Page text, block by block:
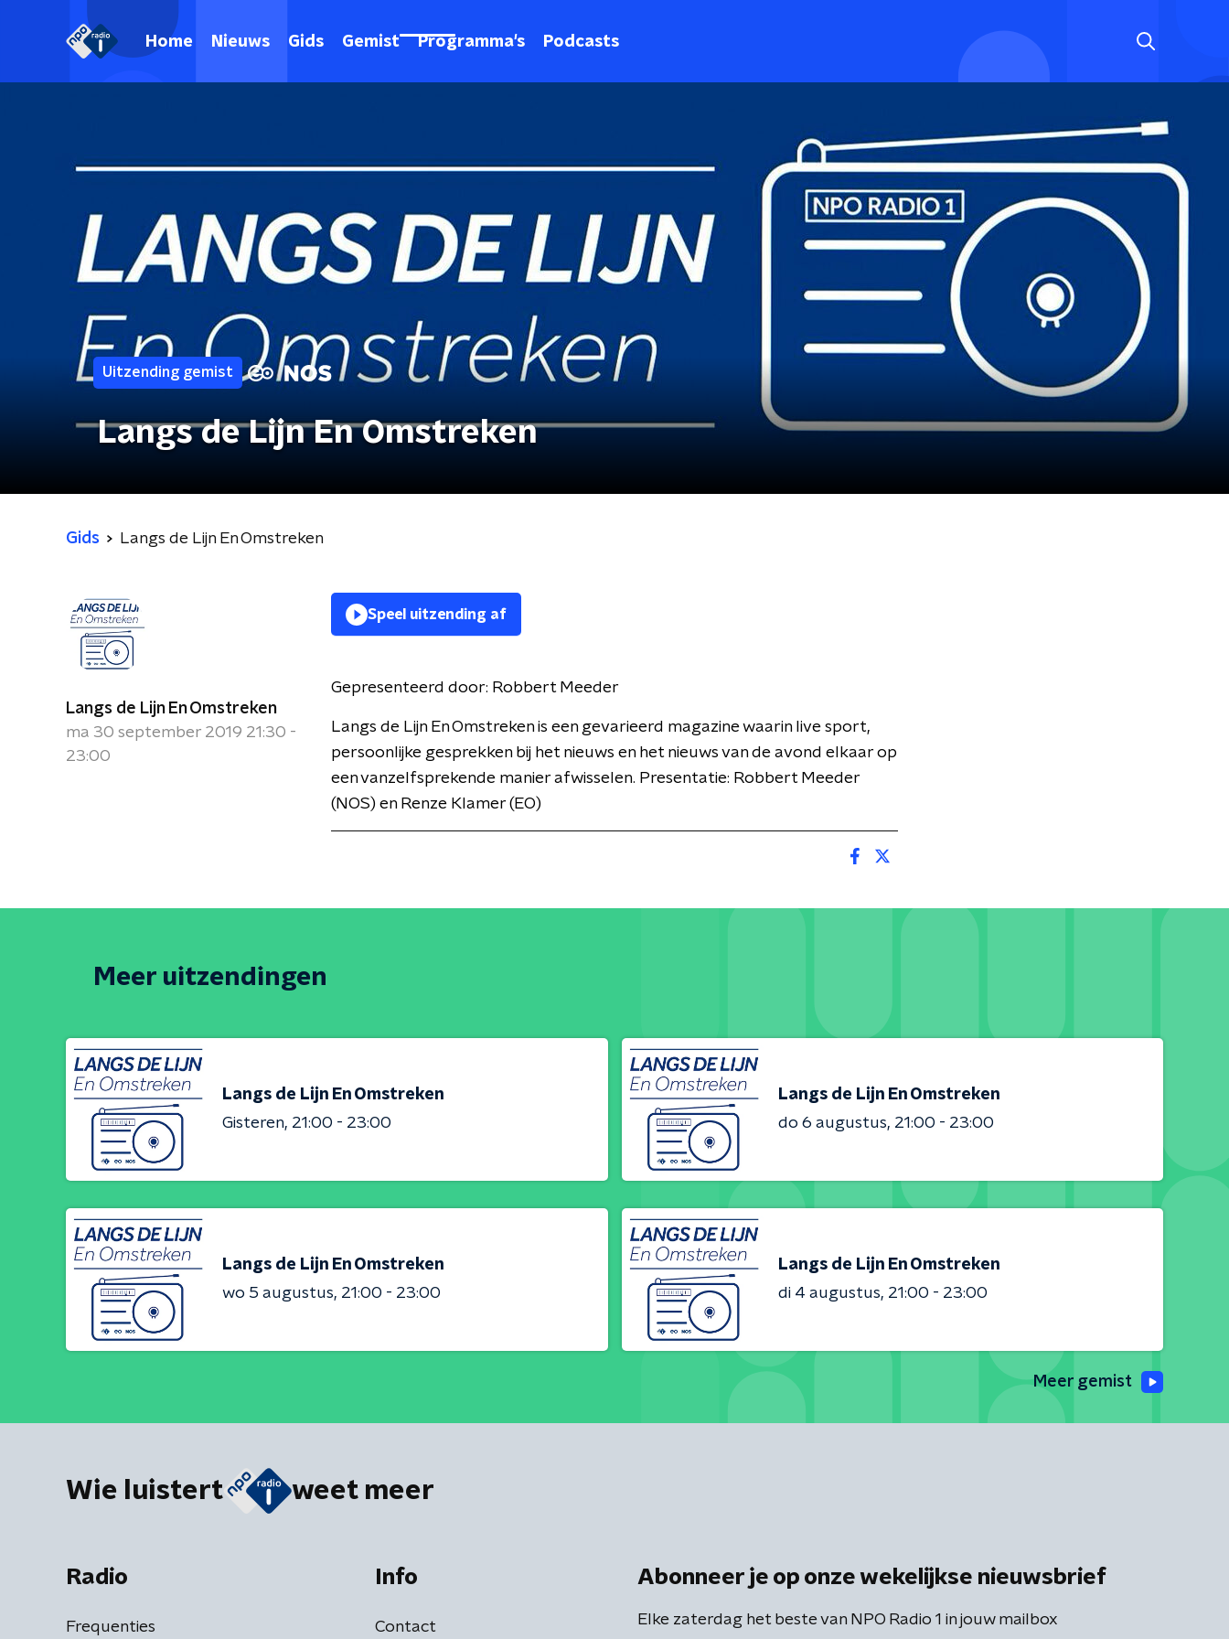
Home Nieuws Gids Gemist Programma's Podcasts
Uitzending gemist
Langs de Lijn En Omstreken
Gids Langs de Lijn En Omstreken
Langs de Lijn En Omstreken
ma 30 september 2019 21:30 -
23:00
Speel uitzending af
Gepresenteerd door: Robbert Meeder
Langs de Lijn En Omstreken is een gevarieerd magazine waarin live sport,
persoonlijke gesprekken bij het nieuws en het nieuws van de avond elkaar op
een vanzelfsprekende manier afwisselen. Presentatie: Robbert Meeder
(NOS) en Renze Klamer (EO)
Meer uitzendingen
Langs de Lijn En Omstreken
Gisteren 21:00 - 23:00
Langs de Lijn En Omstreken
do 6 augustus 21:00 - 23:00
Langs de Lijn En Omstreken
wo 5 augustus 21:00 - 23:00
Langs de Lijn En Omstreken
di 4 augustus 21:00 - 23:00
Meer gemist
Wie luistert weet meer
Radio
Frequenties
Info
Contact
Abonneer je op onze wekelijkse nieuwsbrief
Elke zaterdag het beste van NPO Radio 1 in jouw mailbox